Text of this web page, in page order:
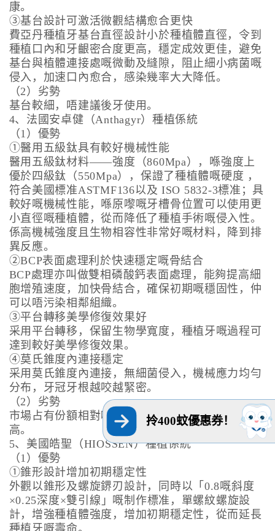
康。
③基台設計可激活微觀結構愈合更快
費亞丹種植牙基台直徑設計小於種植體直徑，令到
種植口內和牙齦密合度更高，穩定成效更佳，避免
基台與植體連接處嘅微動及縫隙，阻止細小病菌嘅
侵入，加速口內愈合，感染幾率大大降低。
（2）劣勢
基台較細，唔建議後牙使用。
4、法國安卓健（Anthagyr）種植係統
（1）優勢
①醫用五級鈦具有較好機械性能
醫用五級鈦材料——強度（860Mpa），喺強度上
優於四級鈦（550Mpa），保證了種植體嘅硬度 ，
符合美國標准ASTMF136以及 ISO 5832-3標准；具
較好嘅機械性能，喺原嚟嘅牙槽骨位置可以使用更
小直徑嘅種植體，從而降低了種植手術嘅侵入性。
係高機械強度且生物相容性非常好嘅材料，降到排
異反應。
②BCP表面處理利於快速穩定嘅骨結合
BCP處理亦叫做雙相磷酸鈣表面處理，能夠提高細
胞增殖速度，加快骨結合，確保初期嘅穩固性，仲
可以唔污染相鄰組織。
③平台轉移美學修復效果好
采用平台轉移，保留生物學寬度，種植牙嘅過程可
達到較好美學修復效果。
④莫氏錐度內連接穩定
采用莫氏錐度內連接，無細菌侵入，機械應力均勻
分布，牙冠牙根越咬越緊密。
（2）劣勢
市場占有份額相對嚟講較低，價格比韓係種植牙
高。
5、美國皓聖（HIOSSEN）種植係統
（1）優勢
①錐形設計增加初期穩定性
外觀以錐形及螺旋鎅刃設計，同時以「0.8嘅斜度
×0.25深度×雙引線」嘅制作標准，單螺紋螺旋設
計，增強種植體強度，增加初期穩定性，從而延長
拎400蚊優惠券！